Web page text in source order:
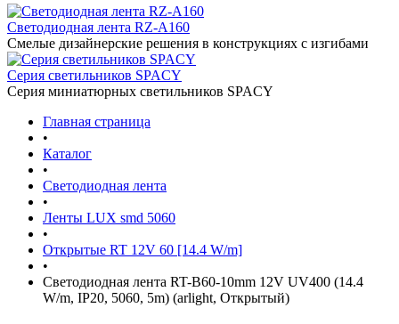
Светодиодная лента RZ-A160
Смелые дизайнерские решения в конструкциях с изгибами
Серия светильников SPACY
Серия миниатюрных светильников SPACY
Главная страница
•
Каталог
•
Светодиодная лента
•
Ленты LUX smd 5060
•
Открытые RT 12V 60 [14.4 W/m]
•
Светодиодная лента RT-B60-10mm 12V UV400 (14.4
W/m, IP20, 5060, 5m) (arlight, Открытый)